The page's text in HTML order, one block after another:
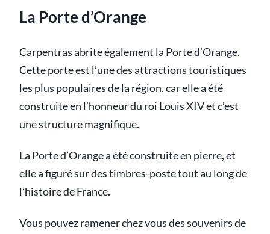
La Porte d’Orange
Carpentras abrite également la Porte d’Orange.
Cette porte est l’une des attractions touristiques
les plus populaires de la région, car elle a été
construite en l’honneur du roi Louis XIV et c’est
une structure magnifique.
La Porte d’Orange a été construite en pierre, et
elle a figuré sur des timbres-poste tout au long de
l’histoire de France.
Vous pouvez ramener chez vous des souvenirs de